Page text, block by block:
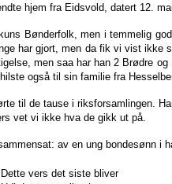
hjem fra Eidsvold, datert 12.
Bønderfolk, men i temmelig
har gjort, men da fik vi vist ikke
men saa har han 2 Brødre
også til sin familie fra
de tause i riksforsamlingen.
vet vi ikke hva de gikk ut på.
av en ung bondesønn i
Dette vers det siste bliver